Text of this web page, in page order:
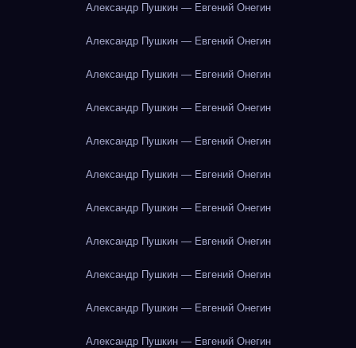
Александр Пушкин — Евгений Онегин
Александр Пушкин — Евгений Онегин
Александр Пушкин — Евгений Онегин
Александр Пушкин — Евгений Онегин
Александр Пушкин — Евгений Онегин
Александр Пушкин — Евгений Онегин
Александр Пушкин — Евгений Онегин
Александр Пушкин — Евгений Онегин
Александр Пушкин — Евгений Онегин
Александр Пушкин — Евгений Онегин
Александр Пушкин — Евгений Онегин